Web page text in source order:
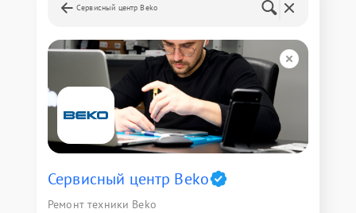
Сервисный центр Beko
Сервисный центр Beko
Ремонт техники Beko